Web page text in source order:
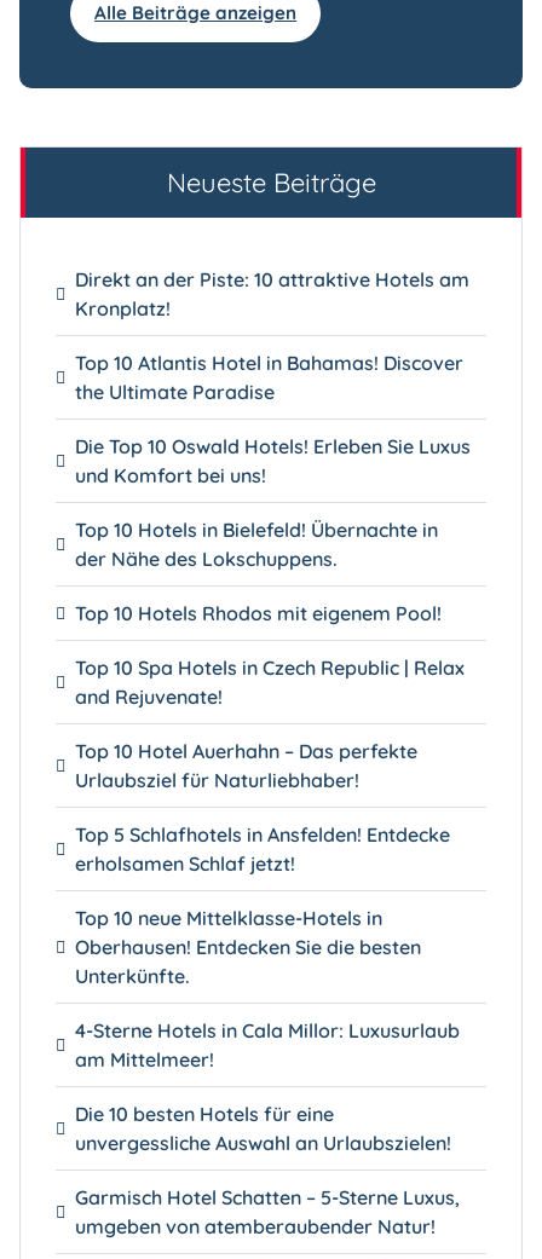
Alle Beiträge anzeigen
Neueste Beiträge
Direkt an der Piste: 10 attraktive Hotels am
Kronplatz!
Top 10 Atlantis Hotel in Bahamas! Discover
the Ultimate Paradise
Die Top 10 Oswald Hotels! Erleben Sie Luxus
und Komfort bei uns!
Top 10 Hotels in Bielefeld! Übernachte in
der Nähe des Lokschuppens.
Top 10 Hotels Rhodos mit eigenem Pool!
Top 10 Spa Hotels in Czech Republic | Relax
and Rejuvenate!
Top 10 Hotel Auerhahn – Das perfekte
Urlaubsziel für Naturliebhaber!
Top 5 Schlafhotels in Ansfelden! Entdecke
erholsamen Schlaf jetzt!
Top 10 neue Mittelklasse-Hotels in
Oberhausen! Entdecken Sie die besten
Unterkünfte.
4-Sterne Hotels in Cala Millor: Luxusurlaub
am Mittelmeer!
Die 10 besten Hotels für eine
unvergessliche Auswahl an Urlaubszielen!
Garmisch Hotel Schatten – 5-Sterne Luxus,
umgeben von atemberaubender Natur!